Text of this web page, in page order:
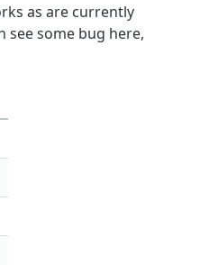
as are currently
see some bug here,